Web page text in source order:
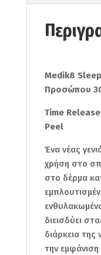
Medik8
Προσώπου
Time
Peel
Ένα νέας
χρήση στο
στο δέρμα
διεισδύει
διάρκεια της
την